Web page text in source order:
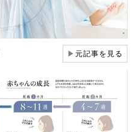
▶元記事を見る